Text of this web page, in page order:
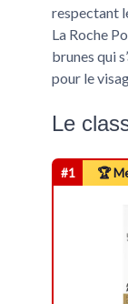
respectant
La Roche
brunes qui
pour le
Le
#1 🏆